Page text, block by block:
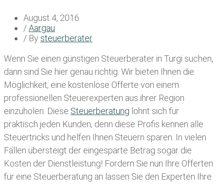
August 4, 2016
/Aargau
/ By steuerberater
Wenn Sie einen günstigen Steuerberater in Turgi suchen,
dann sind Sie hier genau richtig. Wir bieten Ihnen die
Möglichkeit, eine kostenlose Offerte von einem
professionellen Steuerexperten aus ihrer Region
einzuholen. Diese Steuerberatung lohnt sich für
praktisch jeden Kunden, denn diese Profis kennen alle
Steuertricks und helfen Ihnen Steuern sparen. In vielen
Fällen übersteigt der eingesparte Betrag sogar die
Kosten der Dienstleistung! Fordern Sie nun Ihre Offerten
für eine Steuerberatung an lassen Sie den Experten Ihre